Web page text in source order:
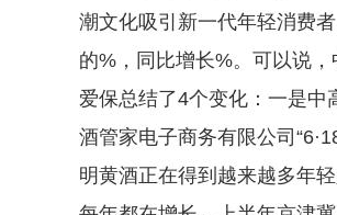
潮文化吸引新一代年轻消费
的%，同比增长%。可以说
爱保总结了4个变化：一是中
酒管家电子商务有限公司
明黄酒正在得到越来越多年